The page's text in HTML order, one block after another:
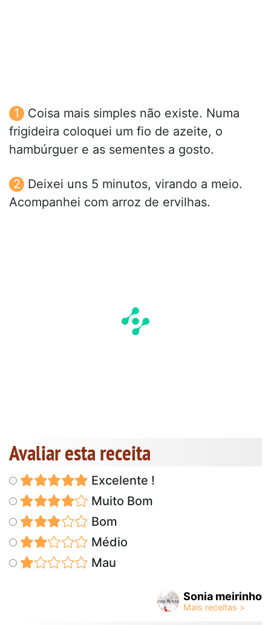
Coisa mais simples não existe. Numa
frigideira coloquei um fio de azeite, o
hambúrguer e as sementes a gosto.
Deixei uns 5 minutos, virando a meio.
Acompanhei com arroz de ervilhas.
Avaliar esta receita
Excelente !
Muito Bom
Bom
Médio
Mau
Sonia meirinho